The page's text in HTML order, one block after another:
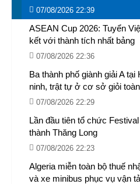
07/08/2026 22:39
ASEAN Cup 2026: Tuyển
kết với thành tích nhất bảng
07/08/2026 22:36
Ba thành phố giành giải A
ninh, trật tự ở cơ sở giỏi
07/08/2026 22:29
Lần đầu tiên tổ chức
thành Thăng Long
07/08/2026 22:23
Algeria miễn toàn bộ thuế
và xe minibus phục vụ vận